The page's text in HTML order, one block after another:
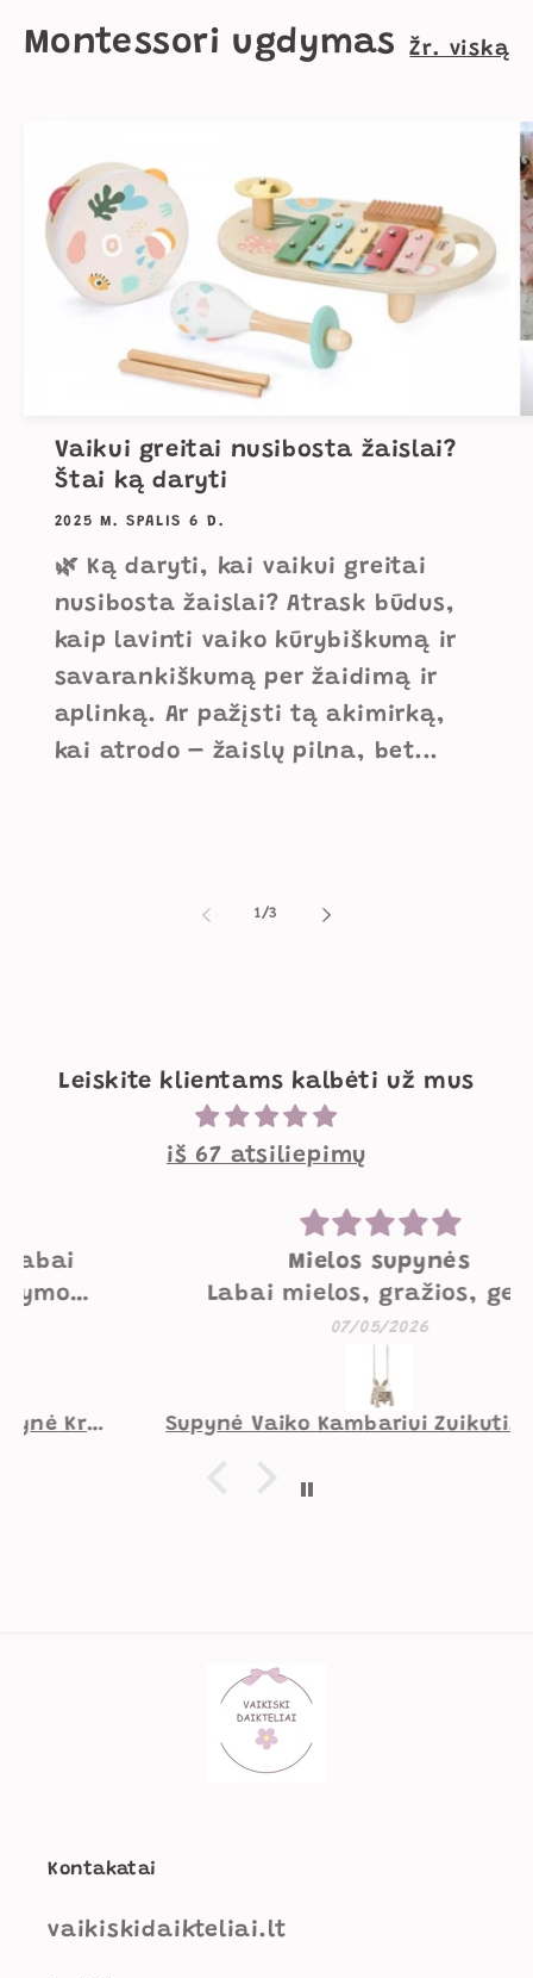
Montessori ugdymas Žr. viską
Vaikui greitai nusibosta žaislai?
Štai ką daryti
2025 M. SPALIS 6 D.
🌿 Ką daryti, kai vaikui greitai
nusibosta žaislai? Atrask būdus,
kaip lavinti vaiko kūrybiškumą ir
savarankiškumą per žaidimą ir
aplinką. Ar pažįsti tą akimirką,
kai atrodo – žaislų pilna, bet...
1/iš
3
Leiskite klientams kalbėti už mus
iš 67 atsiliepimų
Mielos supynės
Labai mielos, gražios, geros
kokybės supynės. Mažesniam
užpakaliui, didesniam viskas
gerai.
Supynė Vaiko Kambariui Zuikutis Smėlio Spalvos
Kontakatai
vaikiskidaikteliai.lt